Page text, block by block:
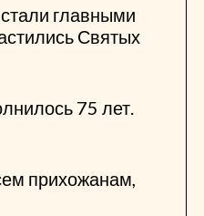
главными
Святых
75 лет.
прихожанам,